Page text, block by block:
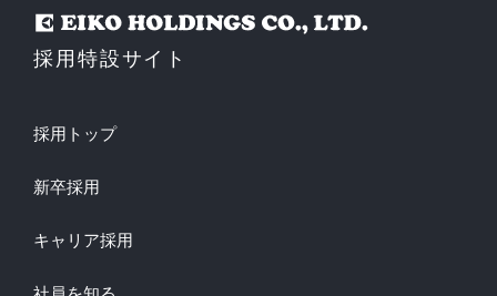
採用特設サイト
採用トップ
新卒採用
キャリア採用